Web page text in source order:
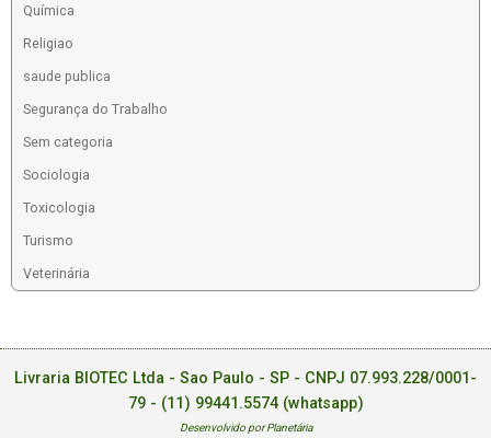
Química
Religiao
saude publica
Segurança do Trabalho
Sem categoria
Sociologia
Toxicologia
Turismo
Veterinária
Livraria BIOTEC Ltda - Sao Paulo - SP - CNPJ 07.993.228/0001-
79 - (11) 99441.5574 (whatsapp)
Desenvolvido por Planetária